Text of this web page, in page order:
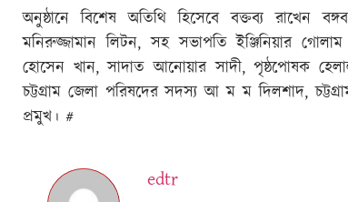
অনুষ্ঠানে বিশেষ অতিথি হিসেবে বক্তব্য রাখেন
মনিরুজ্জামান লিটন, সহ সভাপতি ইঞ্জিনিয়ার
হোসেন খান, সাদাত আনোয়ার সাদী, পৃষ্ঠপোষক
চট্টগ্রাম জেলা পরিষদের সদস্য আ ম ম দিলশাদ,
প্রমুখ। #
edtr